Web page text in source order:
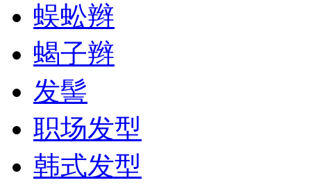
蜈蚣辫
蝎子辫
发髻
职场发型
韩式发型